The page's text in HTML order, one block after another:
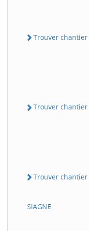
Trouver chantier
Trouver chantier
Trouver chantier
SIAGNE